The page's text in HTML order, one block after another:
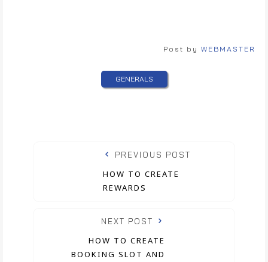
Post by WEBMASTER
GENERALS
PREVIOUS POST
HOW TO CREATE
REWARDS
NEXT POST
HOW TO CREATE
BOOKING SLOT AND